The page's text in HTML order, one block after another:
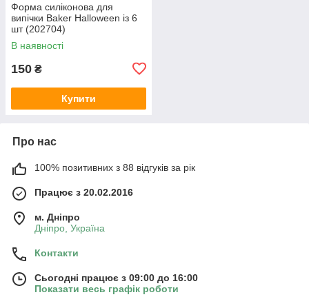
Форма силіконова для
випічки Baker Halloween із 6
шт (202704)
В наявності
150 ₴
Купити
Про нас
100% позитивних з 88 відгуків за рік
Працює з 20.02.2016
м. Дніпро
Дніпро, Україна
Контакти
Сьогодні працює з 09:00 до 16:00
Показати весь графік роботи